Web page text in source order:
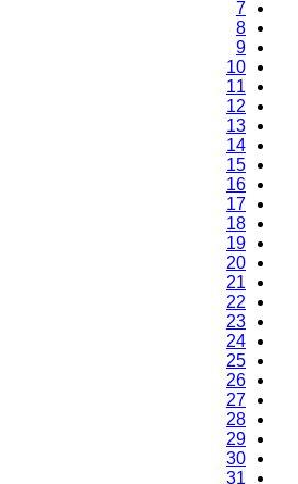
7
8
9
10
11
12
13
14
15
16
17
18
19
20
21
22
23
24
25
26
27
28
29
30
31